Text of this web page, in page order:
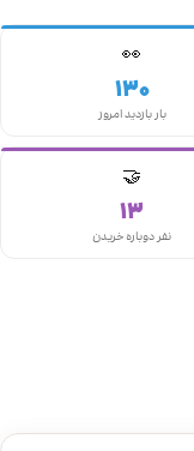
👀
130
بار بازدید امروز
🤝
13
نفر دوباره خریدن